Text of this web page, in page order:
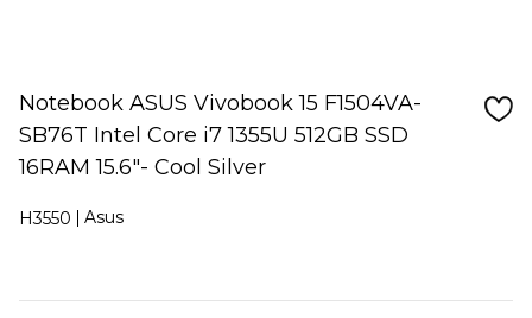
Notebook ASUS Vivobook 15 F1504VA-
SB76T Intel Core i7 1355U 512GB SSD
16RAM 15.6"- Cool Silver
H3550 Asus